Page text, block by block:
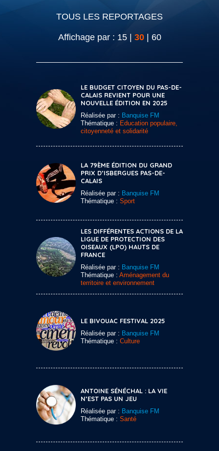
TOUS LES REPORTAGES
Affichage par : 15| 30| 60
LE BUDGET CITOYEN DU PAS-DE-
CALAIS REVIENT POUR UNE
NOUVELLE ÉDITION EN 2025
Réalisée par : Banquise FM
Thématique : Education populaire,
citoyenneté et solidarité
LA 79ÈME ÉDITION DU GRAND
PRIX D’ISBERGUES PAS-DE-
CALAIS
Réalisée par : Banquise FM
Thématique : Sport
LES DIFFÉRENTES ACTIONS DE LA
LIGUE DE PROTECTION DES
OISEAUX (LPO) HAUTS DE
FRANCE
Réalisée par : Banquise FM
Thématique : Aménagement du
territoire et environnement
LE BIVOUAC FESTIVAL 2025
Réalisée par : Banquise FM
Thématique : Culture
ANTOINE SÉNÉCHAL : LA VIE
N’EST PAS UN JEU
Réalisée par : Banquise FM
Thématique : Santé